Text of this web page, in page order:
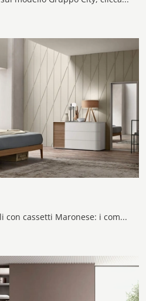
Un ricco catalogo di mobili con cassetti Maronese: i comodini design in laccato opaco, come Gruppo Bold, sono tra le proposte più originali.